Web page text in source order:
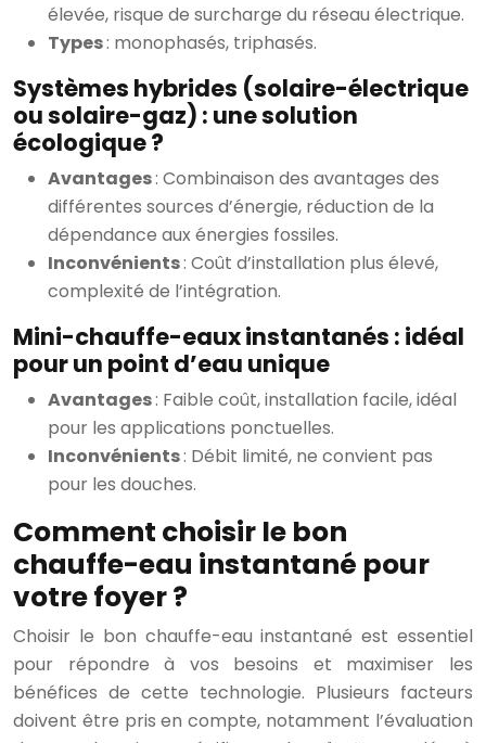
élevée, risque de surcharge du réseau électrique.
Types: monophasés, triphasés.
Systèmes hybrides (solaire-électrique
ou solaire-gaz) : une solution
écologique ?
Avantages: Combinaison des avantages des
différentes sources d’énergie, réduction de la
dépendance aux énergies fossiles.
Inconvénients: Coût d’installation plus élevé,
complexité de l’intégration.
Mini-chauffe-eaux instantanés : idéal
pour un point d’eau unique
Avantages: Faible coût, installation facile, idéal
pour les applications ponctuelles.
Inconvénients: Débit limité, ne convient pas
pour les douches.
Comment choisir le bon
chauffe-eau instantané pour
votre foyer ?
Choisir le bon chauffe-eau instantané est essentiel
pour répondre à vos besoins et maximiser les
bénéfices de cette technologie. Plusieurs facteurs
doivent être pris en compte, notamment l’évaluation